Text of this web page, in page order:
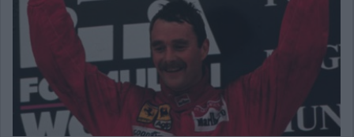
VERSENYNAPTÁRAK